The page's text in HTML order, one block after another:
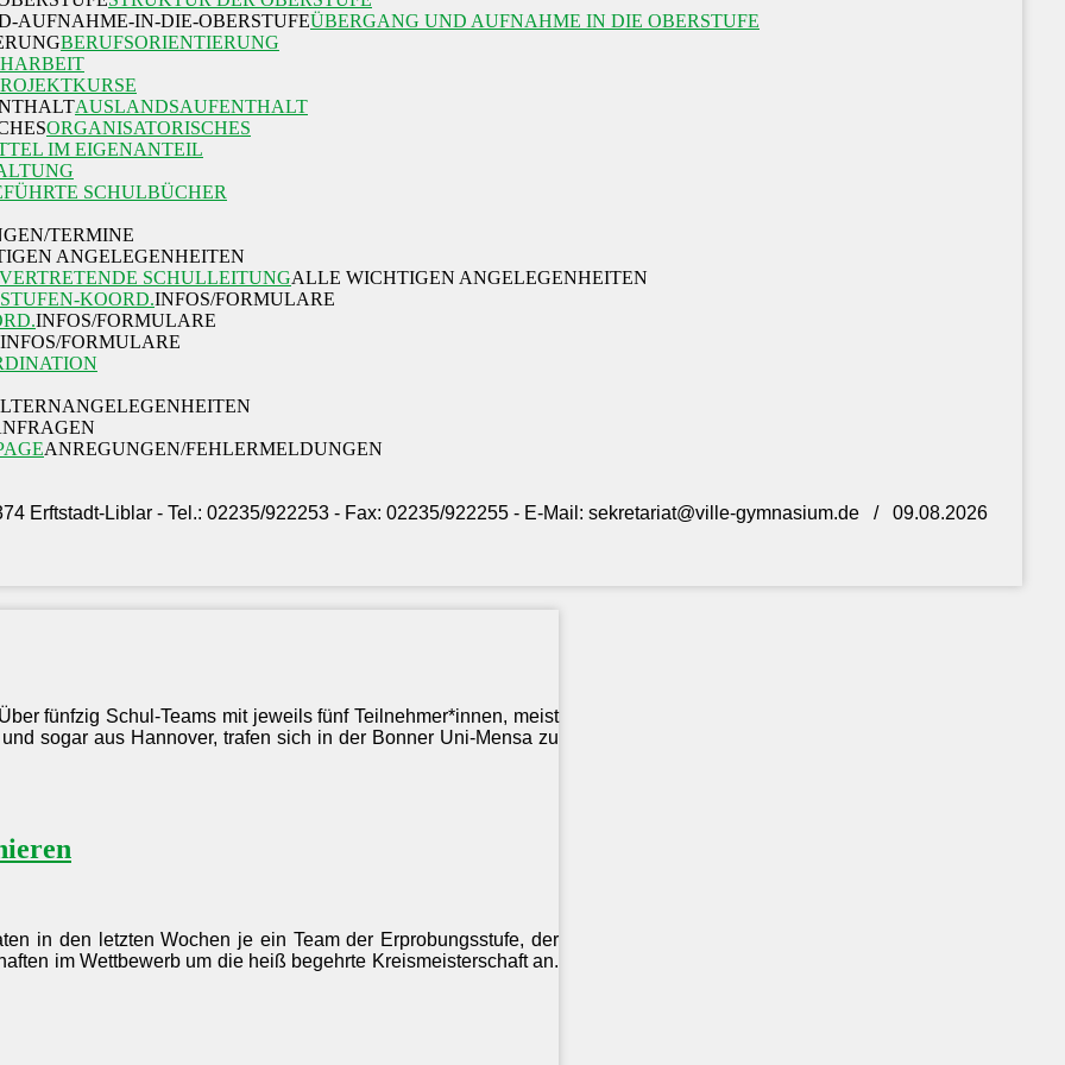
ÜBERGANG UND AUFNAHME IN DIE OBERSTUFE
BERUFSORIENTIERUNG
AUSLANDSAUFENTHALT
ORGANISATORISCHES
IM EIGENANTEIL
SCHULBÜCHER
TERMINE
ANGELEGENHEITEN
SCHULLEITUNGALLE WICHTIGEN ANGELEGENHEITEN
KOORD.INFOS/FORMULARE
INFOS/FORMULARE
INFOS/FORMULARE
ANREGUNGEN/FEHLERMELDUNGEN
Erftstadt-Liblar - Tel.: 02235/922253 - Fax: 02235/922255 - E-Mail: sekretariat@ville-gymnasium.de / 09.08.2026
fünfzig Schul-Teams mit jeweils fünf Teilnehmer*innen, meist
sogar aus Hannover, trafen sich in der Bonner Uni-Mensa zu
in den letzten Wochen je ein Team der Erprobungsstufe, der
im Wettbewerb um die heiß begehrte Kreismeisterschaft an.